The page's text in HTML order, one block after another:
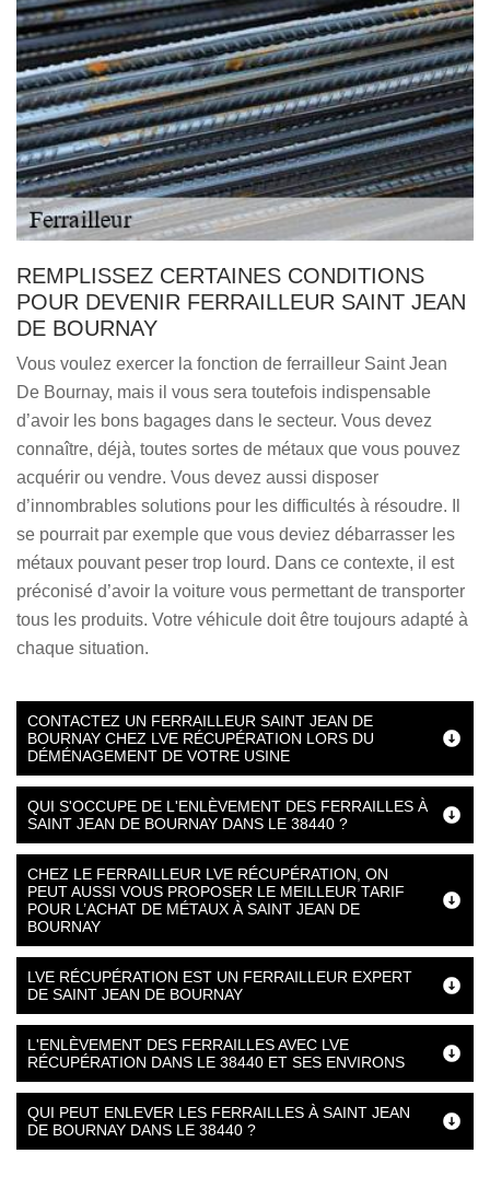
REMPLISSEZ CERTAINES CONDITIONS
POUR DEVENIR FERRAILLEUR SAINT JEAN
DE BOURNAY
Vous voulez exercer la fonction de ferrailleur Saint Jean
De Bournay, mais il vous sera toutefois indispensable
d’avoir les bons bagages dans le secteur. Vous devez
connaître, déjà, toutes sortes de métaux que vous pouvez
acquérir ou vendre. Vous devez aussi disposer
d’innombrables solutions pour les difficultés à résoudre. Il
se pourrait par exemple que vous deviez débarrasser les
métaux pouvant peser trop lourd. Dans ce contexte, il est
préconisé d’avoir la voiture vous permettant de transporter
tous les produits. Votre véhicule doit être toujours adapté à
chaque situation.
CONTACTEZ UN FERRAILLEUR SAINT JEAN DE
BOURNAY CHEZ LVE RÉCUPÉRATION LORS DU
DÉMÉNAGEMENT DE VOTRE USINE
QUI S'OCCUPE DE L'ENLÈVEMENT DES FERRAILLES À
SAINT JEAN DE BOURNAY DANS LE 38440 ?
CHEZ LE FERRAILLEUR LVE RÉCUPÉRATION, ON
PEUT AUSSI VOUS PROPOSER LE MEILLEUR TARIF
POUR L’ACHAT DE MÉTAUX À SAINT JEAN DE
BOURNAY
LVE RÉCUPÉRATION EST UN FERRAILLEUR EXPERT
DE SAINT JEAN DE BOURNAY
L'ENLÈVEMENT DES FERRAILLES AVEC LVE
RÉCUPÉRATION DANS LE 38440 ET SES ENVIRONS
QUI PEUT ENLEVER LES FERRAILLES À SAINT JEAN
DE BOURNAY DANS LE 38440 ?